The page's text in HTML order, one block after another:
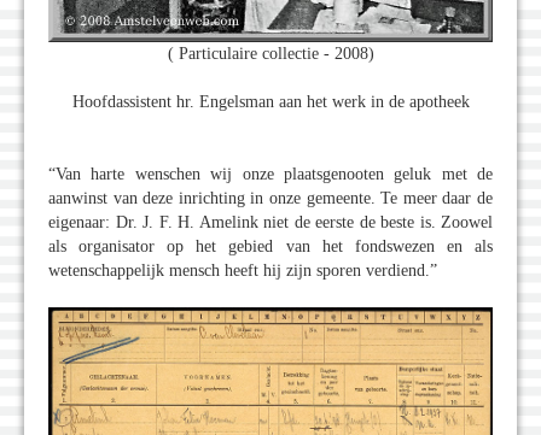
( Particulaire collectie - 2008)
Hoofdassistent hr. Engelsman aan het werk in de apotheek
“Van harte wenschen wij onze plaatsgenooten geluk met de
aanwinst van deze inrichting in onze gemeente. Te meer daar de
eigenaar: Dr. J. F. H. Amelink niet de eerste de beste is. Zoowel
als organisator op het gebied van het fondswezen en als
wetenschappelijk mensch heeft hij zijn sporen verdiend.”